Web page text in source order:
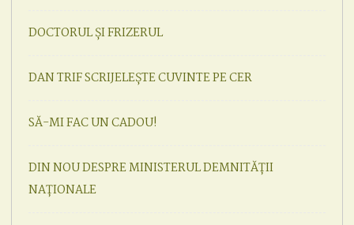
DOCTORUL ȘI FRIZERUL
DAN TRIF SCRIJELEȘTE CUVINTE PE CER
SĂ-MI FAC UN CADOU!
DIN NOU DESPRE MINISTERUL DEMNITĂȚII
NAȚIONALE